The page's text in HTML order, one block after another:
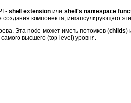
-shell extension или shell's namespace
компонента, инкапсулирующего
Эта node может иметь потомков (childs)
высшего (top-level) уровня.